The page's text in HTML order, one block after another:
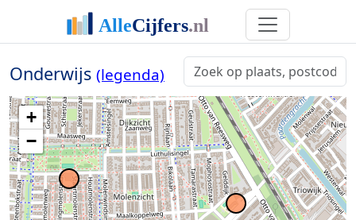
Onderwijs (legenda)
+
−